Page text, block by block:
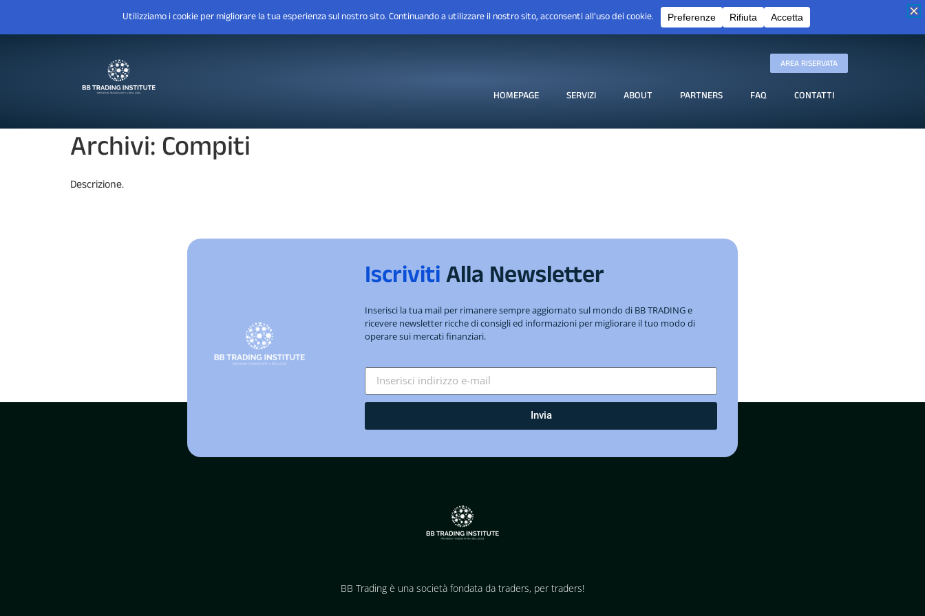
AREA RISERVATA
HOMEPAGE SERVIZI ABOUT PARTNERS FAQ CONTATTI
Archivi: Compiti
Descrizione.
IscrivitiAlla Newsletter
Inserisci la tua mail per rimanere sempre aggiornato sul mondo di BB TRADING e
ricevere newsletter ricche di consigli ed informazioni per migliorare il tuo modo di
operare sui mercati finanziari.
Invia
BB Trading è una società fondata da traders, per traders!